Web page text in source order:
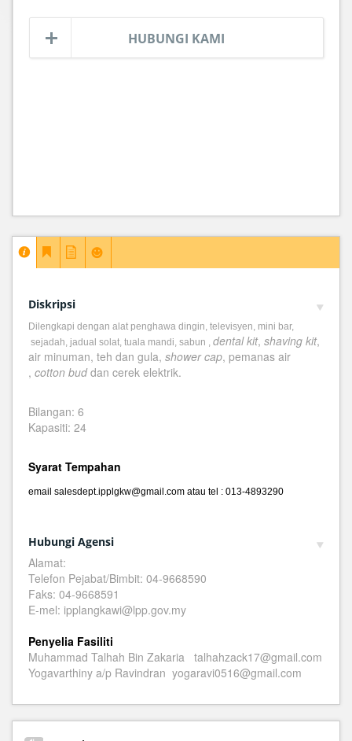
HUBUNGI KAMI
Diskripsi
Dilengkapi dengan alat penghawa dingin, televisyen, mini bar,
sejadah, jadual solat, tuala mandi, sabun , dental kit, shaving kit,
air minuman, teh dan gula, shower cap, pemanas air
, cotton buddan cerek elektrik.
Bilangan: 6
Kapasiti: 24
Syarat Tempahan
email salesdept.ipplgkw@gmail.com atau tel : 013-4893290
Hubungi Agensi
Alamat:
Telefon Pejabat/Bimbit: 04-9668590
Faks: 04-9668591
E-mel: ipplangkawi@lpp.gov.my
Penyelia Fasiliti
Muhammad Talhah Bin Zakaria talhahzack17@gmail.com
Yogavarthiny a/p Ravindran yogaravi0516@gmail.com